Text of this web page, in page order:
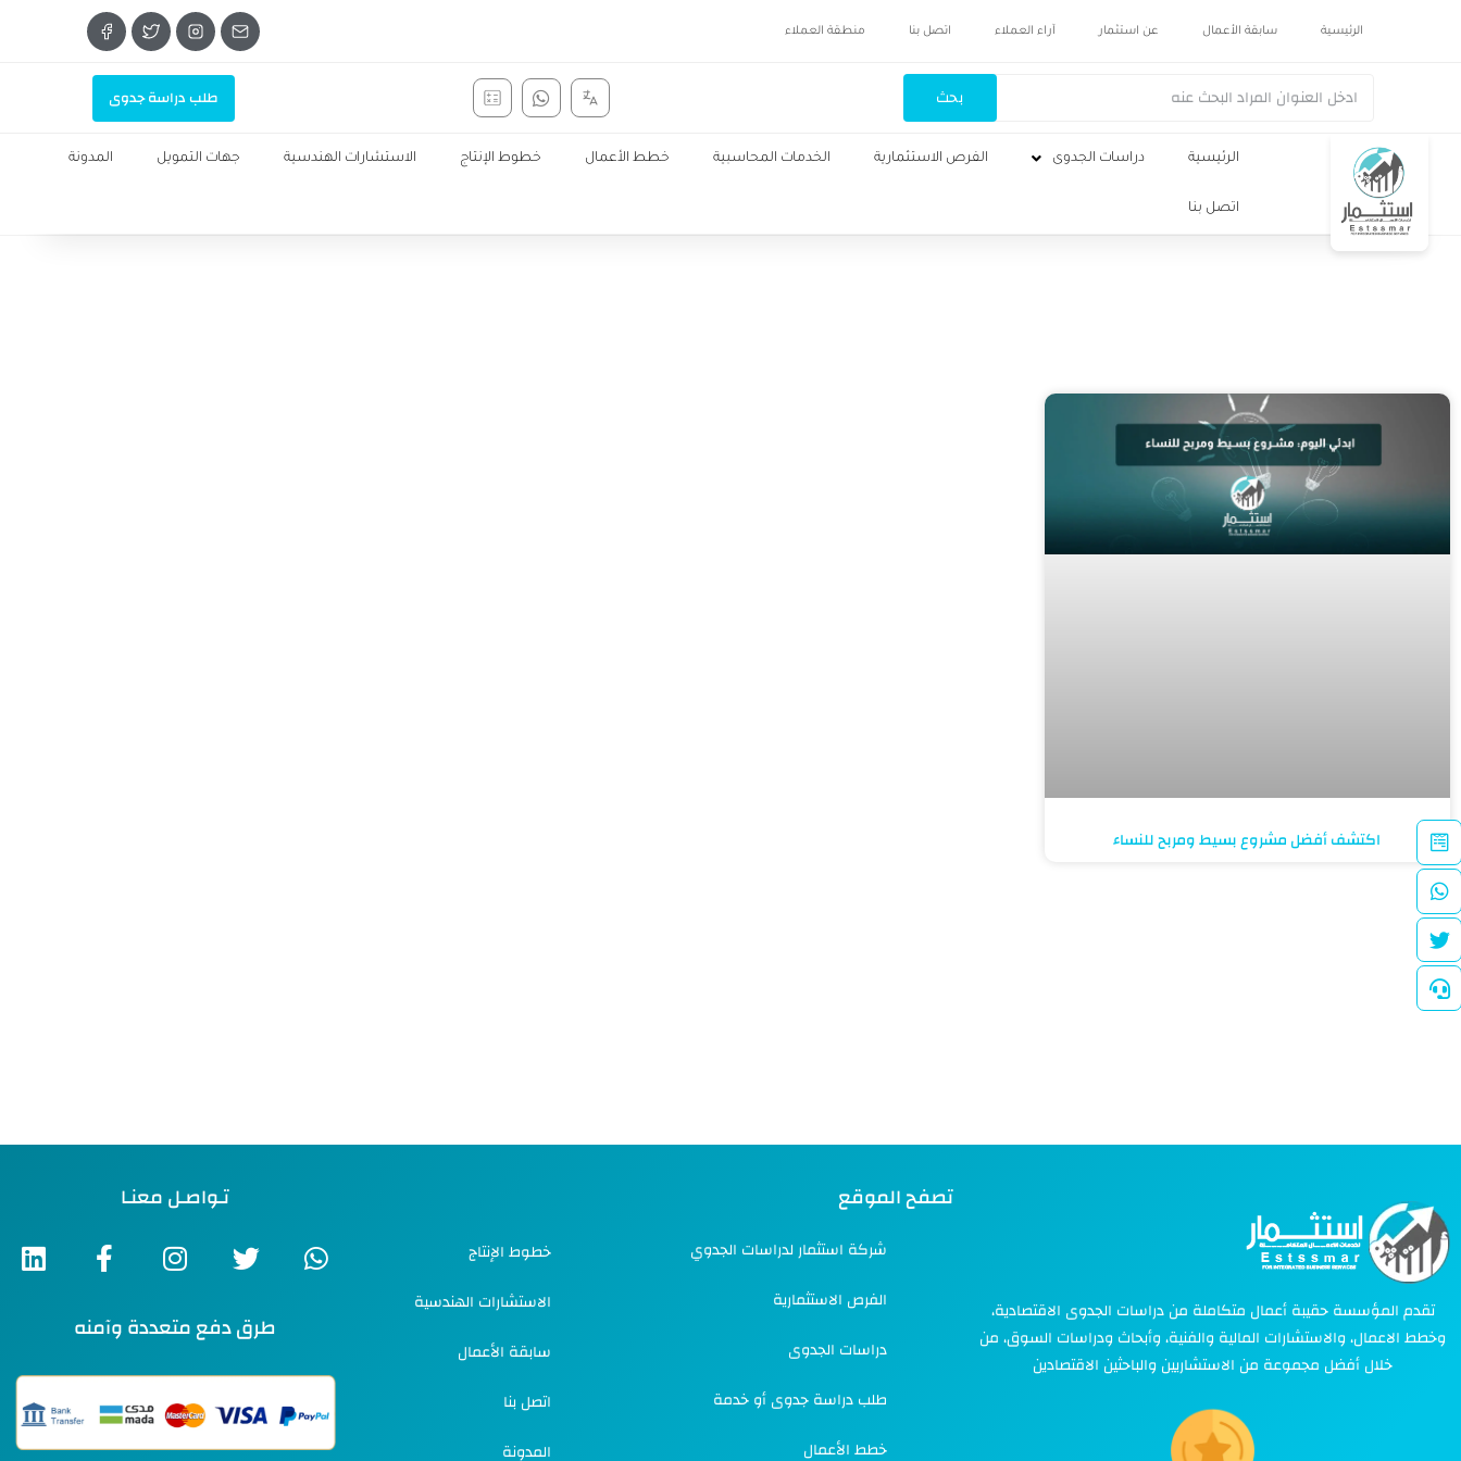
الرئيسية سابقة الأعمال عن استثمار آراء العملاء اتصل بنا منطقة العملاء
بحث طلب دراسة جدوى
الرئيسية دراسات الجدوى الفرص الاستثمارية الخدمات المحاسبية خطط الأعمال خطوط الإنتاج الاستشارات الهندسية جهات التمويل المدونة
اتصل بنا
اكتشف أفضل مشروع بسيط ومربح للنساء
تقدم المؤسسة حقيبة أعمال متكاملة من دراسات الجدوى الاقتصادية،
وخطط الاعمال، والاستشارات المالية والفنية، وأبحاث ودراسات السوق، من
خلال أفضل مجموعة من الاستشاريين والباحثين الاقتصادين
تصفح الموقع
شركة استثمار لدراسات الجدوي
الفرص الاستثمارية
دراسات الجدوى
طلب دراسة جدوى أو خدمة
خطط الأعمال
خطوط الإنتاج
الاستشارات الهندسية
سابقة الأعمال
اتصل بنا
المدونة
تـواصـل معنـا
طرق دفع متعددة وآمنه